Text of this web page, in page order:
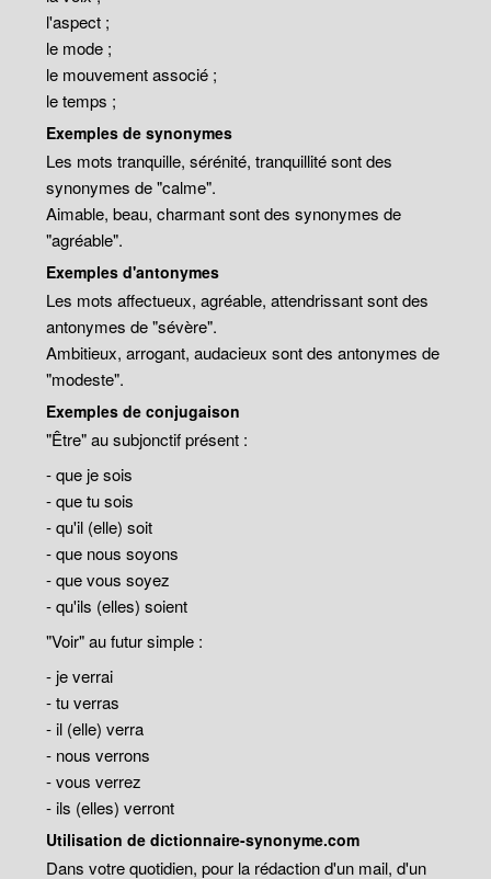
l'aspect ;
le mode ;
le mouvement associé ;
le temps ;
Exemples de synonymes
Les mots tranquille, sérénité, tranquillité sont des
synonymes de "calme".
Aimable, beau, charmant sont des synonymes de
"agréable".
Exemples d'antonymes
Les mots affectueux, agréable, attendrissant sont des
antonymes de "sévère".
Ambitieux, arrogant, audacieux sont des antonymes de
"modeste".
Exemples de conjugaison
"Être" au subjonctif présent :
- que je sois
- que tu sois
- qu'il (elle) soit
- que nous soyons
- que vous soyez
- qu'ils (elles) soient
"Voir" au futur simple :
- je verrai
- tu verras
- il (elle) verra
- nous verrons
- vous verrez
- ils (elles) verront
Utilisation de dictionnaire-synonyme.com
Dans votre quotidien, pour la rédaction d'un mail, d'un